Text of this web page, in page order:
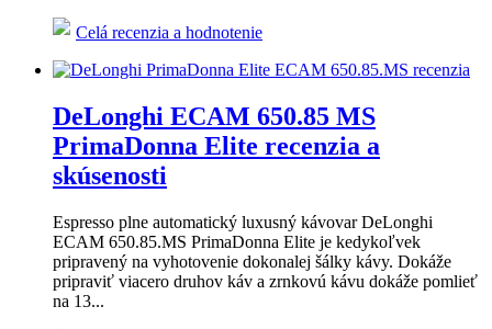
Celá recenzia a hodnotenie
DeLonghi ECAM 650.85 MS
PrimaDonna Elite recenzia a
skúsenosti
Espresso plne automatický luxusný kávovar DeLonghi
ECAM 650.85.MS PrimaDonna Elite je kedykoľvek
pripravený na vyhotovenie dokonalej šálky kávy. Dokáže
pripraviť viacero druhov káv a zrnkovú kávu dokáže pomlieť
na 13...